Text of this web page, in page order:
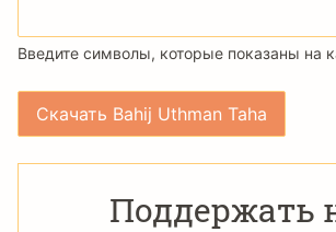
Введите символы, которые показаны на
Поддержать